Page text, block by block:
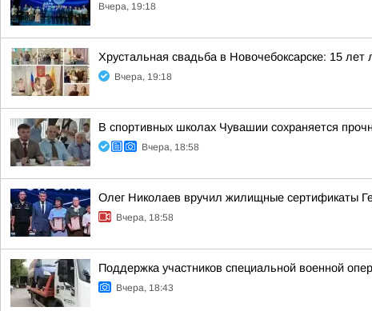
Вчера, 19:18
Хрустальная свадьба в Новочебоксарске: 15
Вчера, 19:18
В спортивных школах Чувашии сохраняется
Вчера, 18:58
Олег Николаев вручил жилищные сертификаты
Вчера, 18:58
Поддержка участников специальной военной
Вчера, 18:43